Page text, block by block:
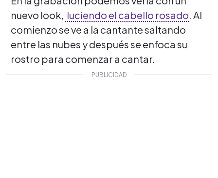
nuevo look, luciendo el cabello rosado. Al
comienzo se ve a la cantante saltando
entre las nubes y después se enfoca su
rostro para comenzar a cantar.